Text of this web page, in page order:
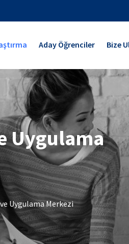
Aday Öğrenciler Bize
Uygulama
Uygulama Merkezi